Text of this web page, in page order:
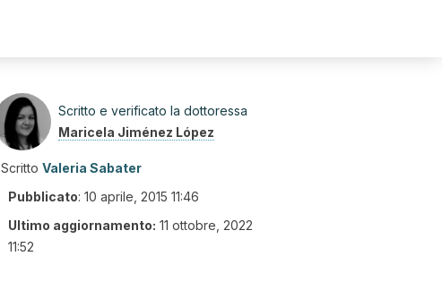
Scritto e verificato la dottoressa
Maricela Jiménez López
Scritto Valeria Sabater
Pubblicato: 10 aprile, 2015 11:46
Ultimo aggiornamento: 11 ottobre, 2022
11:52